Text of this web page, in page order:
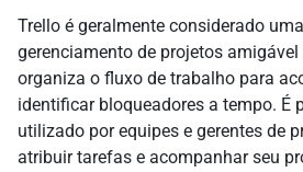
Trello é geralmente considerado
gerenciamento de projetos
organiza o fluxo de trabalho para
identificar bloqueadores a tempo. É
utilizado por equipes e gerentes de
atribuir tarefas e acompanhar seu